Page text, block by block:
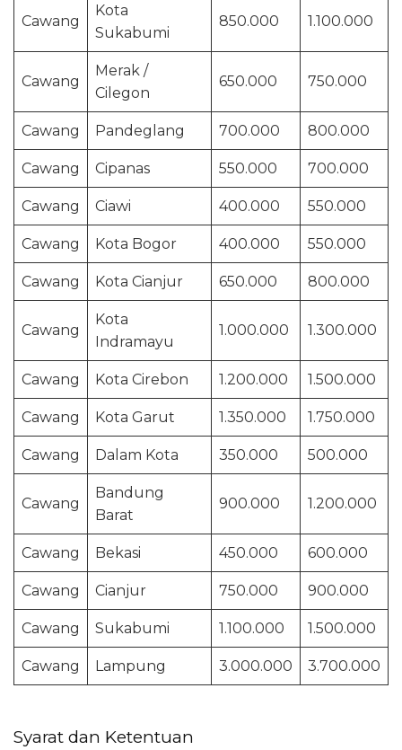
Cawang
Kota
Sukabumi
850.000 1.100.000
Cawang
Merak /
Cilegon
650.000 750.000
Cawang Pandeglang 700.000 800.000
Cawang Cipanas 550.000 700.000
Cawang Ciawi 400.000 550.000
Cawang Kota Bogor 400.000 550.000
Cawang Kota Cianjur 650.000 800.000
Cawang
Kota
Indramayu
1.000.000 1.300.000
Cawang Kota Cirebon 1.200.000 1.500.000
Cawang Kota Garut 1.350.000 1.750.000
Cawang Dalam Kota 350.000 500.000
Cawang
Bandung
Barat
900.000 1.200.000
Cawang Bekasi 450.000 600.000
Cawang Cianjur 750.000 900.000
Cawang Sukabumi 1.100.000 1.500.000
Cawang Lampung 3.000.000 3.700.000
Syarat dan Ketentuan